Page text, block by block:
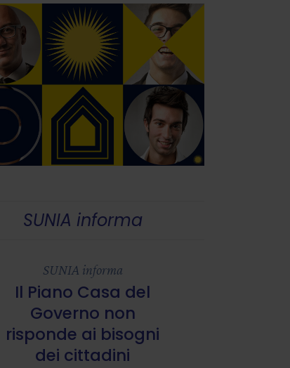
SUNIA informa
SUNIA informa
Il Piano Casa del
Governo non
risponde ai bisogni
dei cittadini